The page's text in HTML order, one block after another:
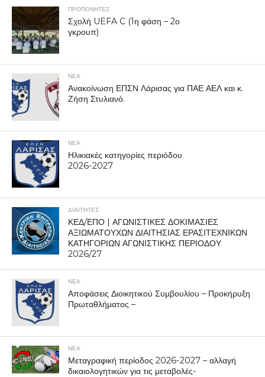
ΠΡΟΠΟΝΗΤΈΣ
Σχολή UEFA C (1η φάση – 2ο
γκρουπ)
ΝΕΑ
Ανακοίνωση ΕΠΣΝ Λάρισας για ΠΑΕ ΑΕΛ και κ.
Ζήση Στυλιανό.
ΝΕΑ
Ηλικιακές κατηγορίες περιόδου
2026-2027
ΔΙΑΙΤΗΤΕΣ
ΚΕΔ/ΕΠΟ | ΑΓΩΝΙΣΤΙΚΕΣ ΔΟΚΙΜΑΣΙΕΣ
ΑΞΙΩΜΑΤΟΥΧΩΝ ΔΙΑΙΤΗΣΙΑΣ ΕΡΑΣΙΤΕΧΝΙΚΩΝ
ΚΑΤΗΓΟΡΙΩΝ ΑΓΩΝΙΣΤΙΚΗΣ ΠΕΡΙΟΔΟΥ
2026/27
ΝΕΑ
Αποφάσεις Διοικητικού Συμβουλίου – Προκήρυξη
Πρωταθλήματος –
ΝΕΑ
Μεταγραφική περίοδος 2026-2027 – αλλαγή
δικαιολογητικών για τις μεταβολές-